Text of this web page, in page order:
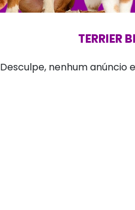
TERRIER
Desculpe, nenhum anúncio